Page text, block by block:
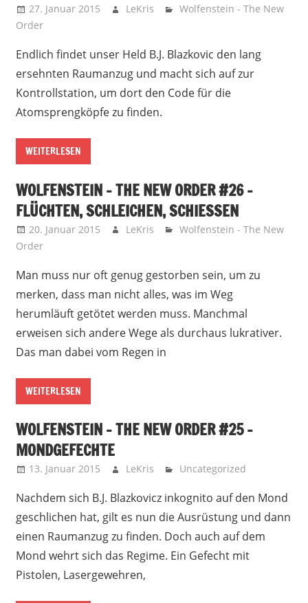
27. Januar 2015 LeKris
Wolfenstein - The New
Order
Endlich findet unser Held B.J. Blazkovic den lang
ersehnten Raumanzug und macht sich auf zur
Kontrollstation, um dort den Code für die
Atomsprengköpfe zu finden.
WEITERLESEN
WOLFENSTEIN – THE NEW ORDER #26 –
FLÜCHTEN, SCHLEICHEN, SCHIESSEN
20. Januar 2015 LeKris
Wolfenstein - The New
Order
Man muss nur oft genug gestorben sein, um zu
merken, dass man nicht alles, was im Weg
herumläuft getötet werden muss. Manchmal
erweisen sich andere Wege als durchaus lukrativer.
Das man dabei vom Regen in
WEITERLESEN
WOLFENSTEIN – THE NEW ORDER #25 –
MONDGEFECHTE
13. Januar 2015 LeKris Uncategorized
Nachdem sich B.J. Blazkovicz inkognito auf den Mond
geschlichen hat, gilt es nun die Ausrüstung und dann
einen Raumanzug zu finden. Doch auch auf dem
Mond wehrt sich das Regime. Ein Gefecht mit
Pistolen, Lasergewehren,